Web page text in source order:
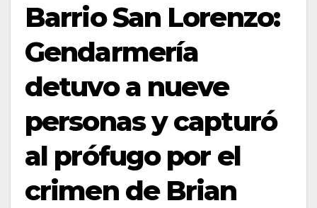
Barrio San Lorenzo:
Gendarmería
detuvo a nueve
personas y capturó
al prófugo por el
crimen de Brian